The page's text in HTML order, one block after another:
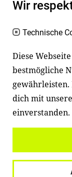
an Familien
mit
und anderen
Wir
Technische
Diese
bestmögliche
dich mit
einverstanden.